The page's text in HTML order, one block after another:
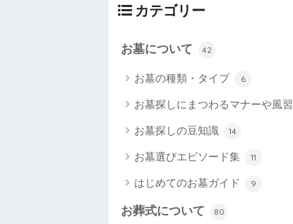
カテゴリー
お墓について 42
お墓の種類・タイプ 6
お墓探しにまつわるマナーや風習
お墓探しの豆知識 14
お墓選びエピソード集 11
はじめてのお墓ガイド 9
お葬式について 80